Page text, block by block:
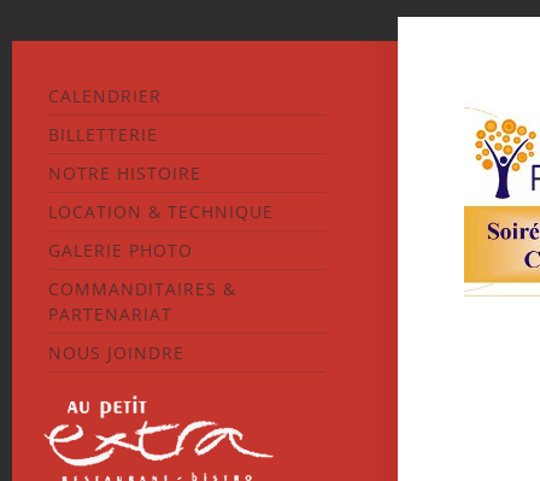
CALENDRIER
BILLETTERIE
NOTRE HISTOIRE
LOCATION & TECHNIQUE
GALERIE PHOTO
COMMANDITAIRES &
PARTENARIAT
NOUS JOINDRE